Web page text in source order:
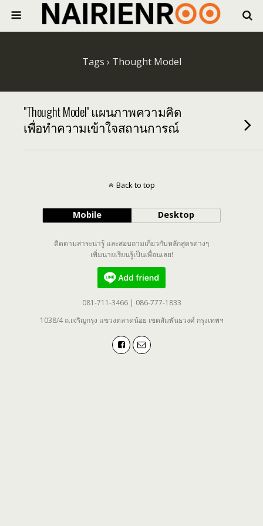
Tags › Thought Model
"Thought Model" แผนภาพความคิด
เพื่อทำความเข้าใจสถานการณ์
Back to top
Mobile Desktop
ติดตามสาระน่ารู้ และสอบถามเกี่ยวกับหลักสูตรต่างๆ
เพิ่มนายเรียนรู้เป็นเพื่อนเลย!
081-711-3466 | 086-777-1833
1038/4 ถ.เจริญกรุง แขวงตลาดน้อย เขตสัมพันธวงศ์ กรุงเทพฯ